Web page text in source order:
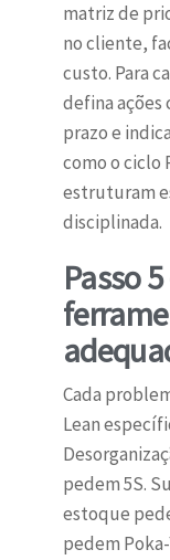
matriz de
no cliente,
custo. Para
defina ações
prazo e
como o ciclo
estruturam
disciplinada.
Passo
Cada
Lean
pedem 5S.
estoque
pedem